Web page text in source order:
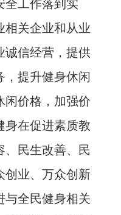
全工作落到实
相关企业和从业
诚信经营，提供
，提升健身休闲
闲价格，加强价
身在促进素质教
、民生改善、民
创业、万众创新
与全民健身相关